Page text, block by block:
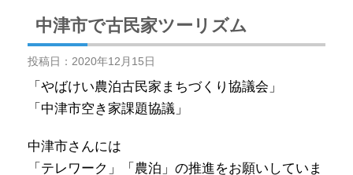
中津市で古民家ツーリズム
投稿日： 2020年12月15日
「やばけい農泊古民家まちづくり協議会」
「中津市空き家課題協議」
中津市さんには
「テレワーク」「農泊」の推進をお願いしていま